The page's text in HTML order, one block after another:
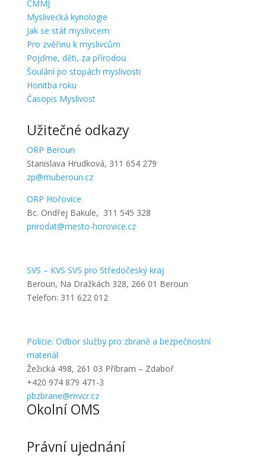
ČMMJ
Myslivecká kynologie
Jak se stát myslivcem
Pro zvěřinu k myslivcům
Pojďme, děti, za přírodou
Šoulání po stopách myslivosti
Honitba roku
Časopis Myslivost
Užitečné odkazy
ORP Beroun
Stanislava Hrudková, 311 654 279
zp@muberoun.cz
ORP Hořovice
Bc. Ondřej Bakule, 311 545 328
prirodat@mesto-horovice.cz
SVS – KVS SVS pro Středočeský kraj
Beroun, Na Dražkách 328, 266 01 Beroun
Telefon: 311 622 012
Policie: Odbor služby pro zbraně a bezpečnostní
materiál
Žežická 498, 261 03 Příbram – Zdaboř
+420 974 879 471-3
pbzbrane@mvcr.cz
Okolní OMS
Právní ujednání